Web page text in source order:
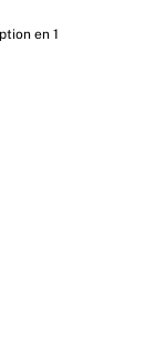
en 1